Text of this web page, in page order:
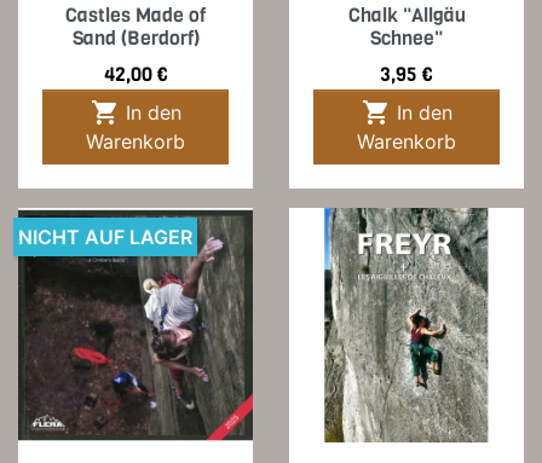
Castles Made of
Sand (Berdorf)
Preis
42,00 €

Warenkorb
Chalk "Allgäu
Schnee"
Preis
3,95 €

Warenkorb
NICHT AUF LAGER